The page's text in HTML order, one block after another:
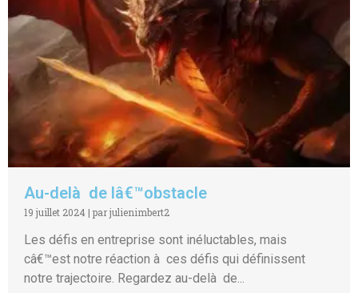
Au-delà de lâ€™obstacle
19 juillet 2024 | par julienimbert2
Les défis en entreprise sont inéluctables, mais
câ€™est notre réaction à ces défis qui définissent
notre trajectoire. Regardez au-delà de...